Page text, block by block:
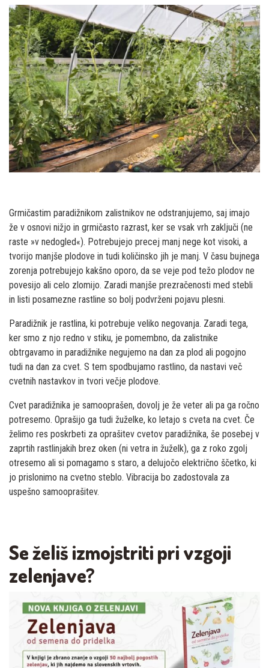
Grmičastim paradižnikom zalistnikov ne odstranjujemo, saj imajo
že v osnovi nižjo in grmičasto razrast, ker se vsak vrh zaključi (ne
raste »v nedogled«). Potrebujejo precej manj nege kot visoki, a
tvorijo manjše plodove in tudi količinsko jih je manj. V času bujnega
zorenja potrebujejo kakšno oporo, da se veje pod težo plodov ne
povesijo ali celo zlomijo. Zaradi manjše prezračenosti med stebli
in listi posamezne rastline so bolj podvrženi pojavu plesni.
Paradižnik je rastlina, ki potrebuje veliko negovanja. Zaradi tega,
ker smo z njo redno v stiku, je pomembno, da zalistnike
obtrgavamo in paradižnike negujemo na dan za plod ali pogojno
tudi na dan za cvet. S tem spodbujamo rastlino, da nastavi več
cvetnih nastavkov in tvori večje plodove.
Cvet paradižnika je samooprašen, dovolj je že veter ali pa ga ročno
potresemo. Oprašijo ga tudi žuželke, ko letajo s cveta na cvet. Če
želimo res poskrbeti za oprašitev cvetov paradižnika, še posebej v
zaprtih rastlinjakih brez oken (ni vetra in žuželk), ga z roko zgolj
otresemo ali si pomagamo s staro, a delujočo električno ščetko, ki
jo prislonimo na cvetno steblo. Vibracija bo zadostovala za
uspešno samooprašitev.
Se želiš izmojstriti pri vzgoji
zelenjave?